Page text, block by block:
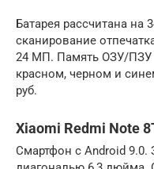
Батарея рассчитана на
сканирование
24 МП. Память ОЗУ/ПЗУ
красном, черном и
руб.
Xiaomi Redmi Note
Смартфон с Android 9.0.